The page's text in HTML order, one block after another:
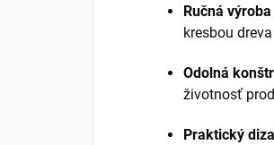
Ručná výroba
kresbou
Odolná
životnosť
Praktický